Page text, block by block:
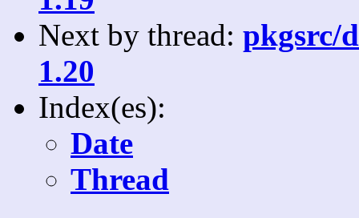
Next by thread: pkgsrc/
1.20
Index(es):
Date
Thread